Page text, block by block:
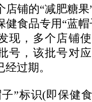
铺的“减肥糖果”
健食品专用“蓝帽
现，多个店铺
号，该批号对
过期。
标识(即保健食